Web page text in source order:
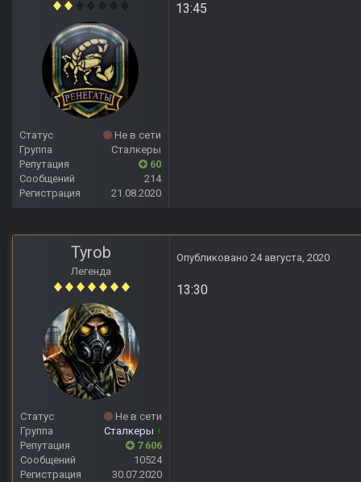
Статус
Не в сети
Группа
Сталкеры
Репутация
60
Сообщений
214
Регистрация
21.08.2020
13:45
Tyrob
Легенда
Статус
Не в сети
Группа
Сталкеры +
Репутация
7 606
Сообщений
10524
Регистрация
30.07.2020
Опубликовано 24 августа, 2020
13:30